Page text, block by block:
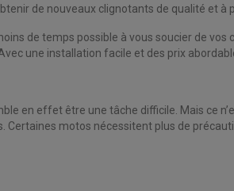
de nouveaux clignotants de qualité et à
de temps possible à vous soucier de
une installation facile et des prix
en effet être une tâche difficile. Mais ce
motos nécessitent plus de